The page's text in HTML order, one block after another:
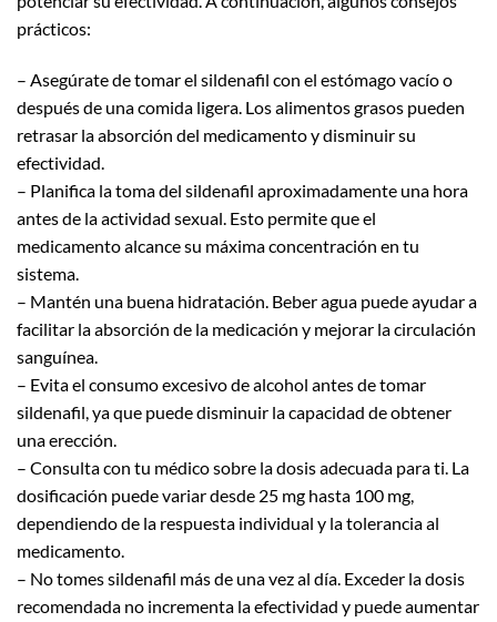
prácticos:
– Asegúrate de tomar el sildenafil con el estómago vacío o
después de una comida ligera. Los alimentos grasos pueden
retrasar la absorción del medicamento y disminuir su
efectividad.
– Planifica la toma del sildenafil aproximadamente una hora
antes de la actividad sexual. Esto permite que el
medicamento alcance su máxima concentración en tu
sistema.
– Mantén una buena hidratación. Beber agua puede ayudar a
facilitar la absorción de la medicación y mejorar la circulación
sanguínea.
– Evita el consumo excesivo de alcohol antes de tomar
sildenafil, ya que puede disminuir la capacidad de obtener
una erección.
– Consulta con tu médico sobre la dosis adecuada para ti. La
dosificación puede variar desde 25 mg hasta 100 mg,
dependiendo de la respuesta individual y la tolerancia al
medicamento.
– No tomes sildenafil más de una vez al día. Exceder la dosis
recomendada no incrementa la efectividad y puede aumentar